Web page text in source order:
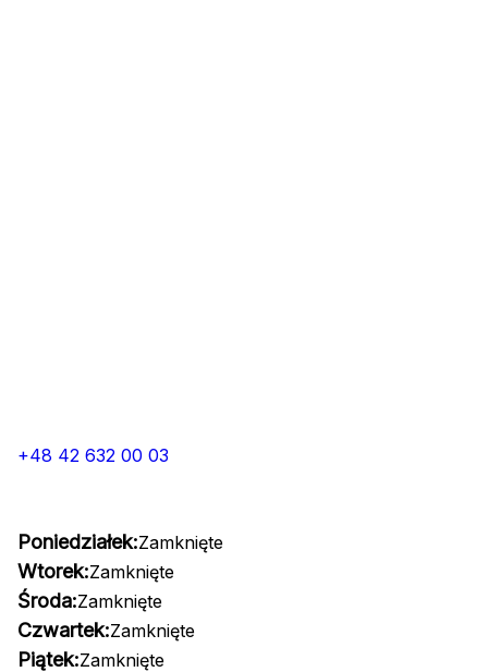
+48 42 632 00 03
Poniedziałek:Zamknięte
Wtorek:Zamknięte
Środa:Zamknięte
Czwartek:Zamknięte
Piątek:Zamknięte